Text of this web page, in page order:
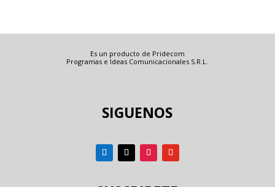
Es un producto de Pridecom
Programas e Ideas Comunicacionales S.R.L.
SIGUENOS